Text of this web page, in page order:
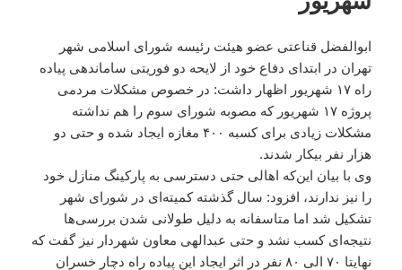
ابوالفضل قناعتی عضو هیئت رئیسه شورای اسلامی شهر
تهران در ابتدای دفاع خود از لایحه دو فوریتی ساماندهی پیاده
راه ۱۷ شهریور اظهار داشت: در خصوص مشکلات مردمی
پروژه ۱۷ شهریور که مصوبه شورای سوم را هم نداشته
مشکلات زیادی برای کسبه ۴۰۰ مغازه ایجاد شده و حتی دو
هزار نفر بیکار شدند.
وی با بیان این‌که اهالی حتی دسترسی به پارکینگ منازل خود
را نیز ندارند، افزود: سال گذشته کمیته‌ای در شورای شهر
تشکیل شد اما متاسفانه به دلیل طولانی شدن بررسی‌ها
نتیجه‌ای کسب نشد و حتی عبدالهی معاون شهردار نیز گفت که
نهایتا ۷۰ الی ۸۰ نفر در اثر ایجاد این پیاده راه دچار خسران